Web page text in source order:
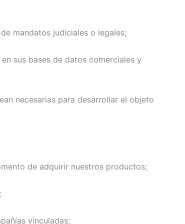
mandatos judiciales o legales;
sus bases de datos comerciales y
necesarias para desarrollar el objeto
de adquirir nuestros productos;
vinculadas;